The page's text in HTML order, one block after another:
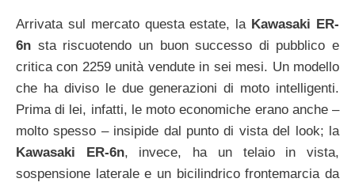
Arrivata sul mercato questa estate, la Kawasaki ER-
6n sta riscuotendo un buon successo di pubblico e
critica con 2259 unità vendute in sei mesi. Un modello
che ha diviso le due generazioni di moto intelligenti.
Prima di lei, infatti, le moto economiche erano anche –
molto spesso – insipide dal punto di vista del look; la
Kawasaki ER-6n, invece, ha un telaio in vista,
sospensione laterale e un bicilindrico frontemarcia da